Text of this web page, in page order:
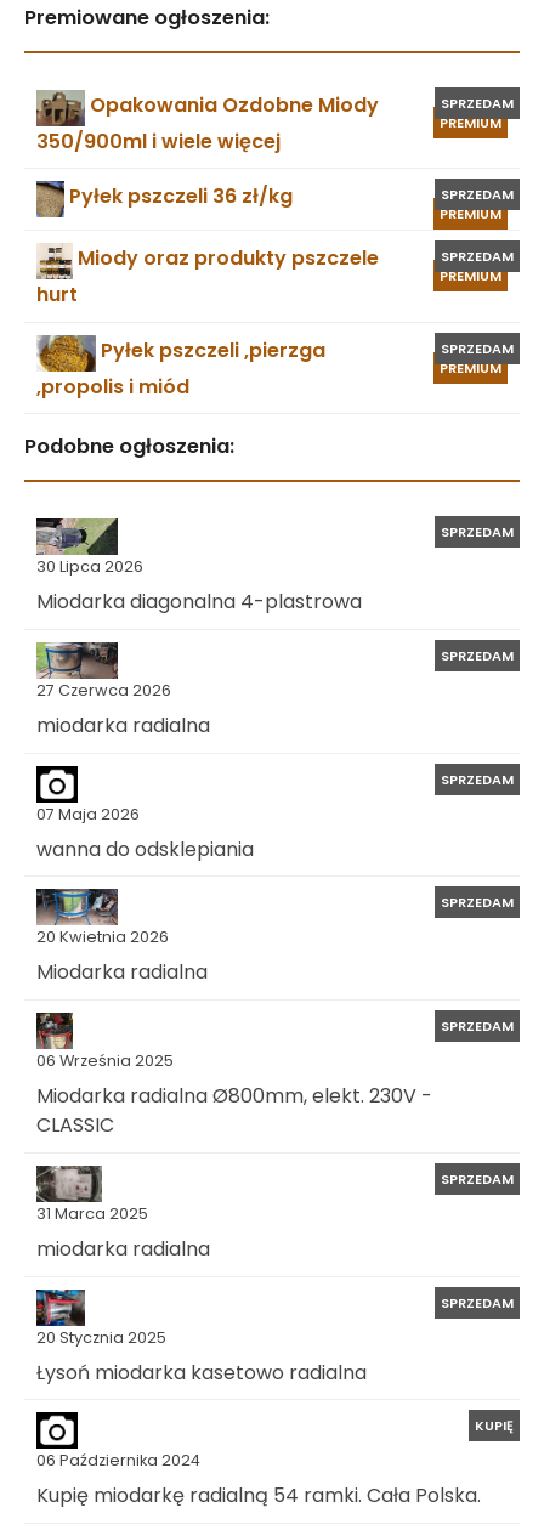
Premiowane ogłoszenia:
PREMIUM
SPRZEDAM
Opakowania Ozdobne Miody
350/900ml i wiele więcej
PREMIUM
SPRZEDAM
Pyłek pszczeli 36 zł/kg
PREMIUM
SPRZEDAM
Miody oraz produkty pszczele
hurt
PREMIUM
SPRZEDAM
Pyłek pszczeli ,pierzga
,propolis i miód
Podobne ogłoszenia:
30 Lipca 2026
SPRZEDAM
Miodarka diagonalna 4-plastrowa
27 Czerwca 2026
SPRZEDAM
miodarka radialna
07 Maja 2026
SPRZEDAM
wanna do odsklepiania
20 Kwietnia 2026
SPRZEDAM
Miodarka radialna
06 Września 2025
SPRZEDAM
Miodarka radialna Ø800mm, elekt. 230V -
CLASSIC
31 Marca 2025
SPRZEDAM
miodarka radialna
20 Stycznia 2025
SPRZEDAM
Łysoń miodarka kasetowo radialna
06 Października 2024
KUPIĘ
Kupię miodarkę radialną 54 ramki. Cała Polska.